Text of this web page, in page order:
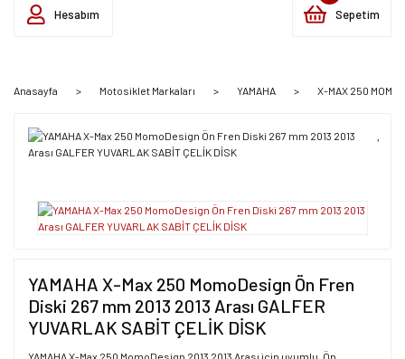
Hesabım Sepetim
Anasayfa Motosiklet Markaları YAMAHA X-MAX 250
YAMAHA X-Max 250 MomoDesign Ön Fren
Diski 267 mm 2013 2013 Arası GALFER
YUVARLAK SABİT ÇELİK DİSK
YAMAHA X-Max 250 MomoDesign 2013 2013 Arası için uyumlu, Ön